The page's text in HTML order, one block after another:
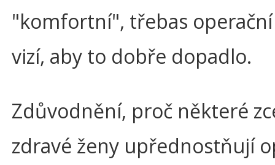
"komfortní", třebas
vizí, aby to dobře dopadlo.
Zdůvodnění, proč některé
zdravé ženy upřednostňují